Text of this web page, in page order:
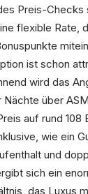
Preis-Checks
flexible Rate,
ist schon
wird das
über
auf rund 108
wie ein
und
sich ein
das Luxus